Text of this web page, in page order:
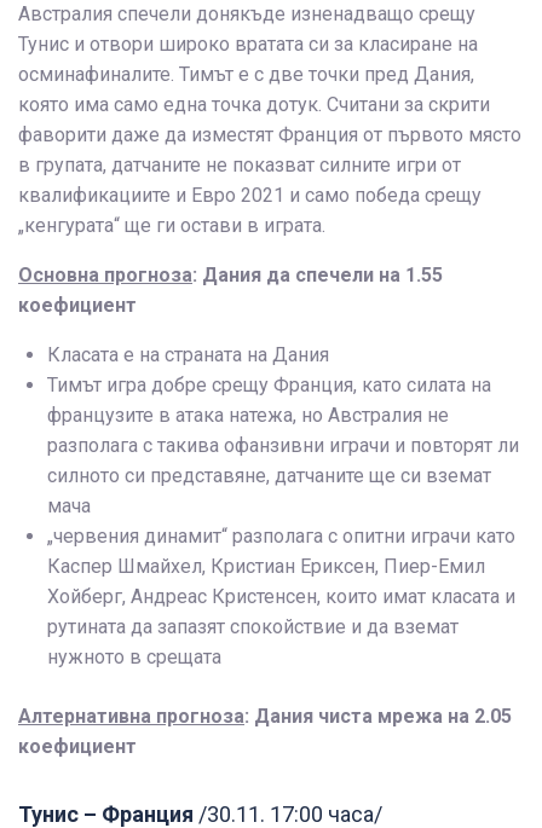
Австралия спечели донякъде изненадващо срещу
Тунис и отвори широко вратата си за класиране на
осминафиналите. Тимът е с две точки пред Дания,
която има само една точка дотук. Считани за скрити
фаворити даже да изместят Франция от първото място
в групата, датчаните не показват силните игри от
квалификациите и Евро 2021 и само победа срещу
„кенгурата“ ще ги остави в играта.
Основна прогноза: Дания да спечели на 1.55
коефициент
Класата е на страната на Дания
Тимът игра добре срещу Франция, като силата на
французите в атака натежа, но Австралия не
разполага с такива офанзивни играчи и повторят ли
силното си представяне, датчаните ще си вземат
мача
„червения динамит“ разполага с опитни играчи като
Каспер Шмайхел, Кристиан Ериксен, Пиер-Емил
Хойберг, Андреас Кристенсен, които имат класата и
рутината да запазят спокойствие и да вземат
нужното в срещата
Алтернативна прогноза: Дания чиста мрежа на 2.05
коефициент
Тунис – Франция /30.11. 17:00 часа/